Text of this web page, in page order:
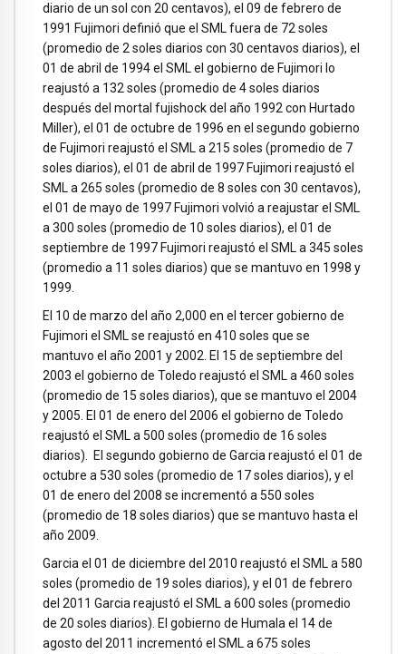
diario de un sol con 20 centavos), el 09 de febrero de
1991 Fujimori definió que el SML fuera de 72 soles
(promedio de 2 soles diarios con 30 centavos diarios), el
01 de abril de 1994 el SML el gobierno de Fujimori lo
reajustó a 132 soles (promedio de 4 soles diarios
después del mortal fujishock del año 1992 con Hurtado
Miller), el 01 de octubre de 1996 en el segundo gobierno
de Fujimori reajustó el SML a 215 soles (promedio de 7
soles diarios), el 01 de abril de 1997 Fujimori reajustó el
SML a 265 soles (promedio de 8 soles con 30 centavos),
el 01 de mayo de 1997 Fujimori volvió a reajustar el SML
a 300 soles (promedio de 10 soles diarios), el 01 de
septiembre de 1997 Fujimori reajustó el SML a 345 soles
(promedio a 11 soles diarios) que se mantuvo en 1998 y
1999.
El 10 de marzo del año 2,000 en el tercer gobierno de
Fujimori el SML se reajustó en 410 soles que se
mantuvo el año 2001 y 2002. El 15 de septiembre del
2003 el gobierno de Toledo reajustó el SML a 460 soles
(promedio de 15 soles diarios), que se mantuvo el 2004
y 2005. El 01 de enero del 2006 el gobierno de Toledo
reajustó el SML a 500 soles (promedio de 16 soles
diarios). El segundo gobierno de Garcia reajustó el 01 de
octubre a 530 soles (promedio de 17 soles diarios), y el
01 de enero del 2008 se incrementó a 550 soles
(promedio de 18 soles diarios) que se mantuvo hasta el
año 2009.
Garcia el 01 de diciembre del 2010 reajustó el SML a 580
soles (promedio de 19 soles diarios), y el 01 de febrero
del 2011 Garcia reajustó el SML a 600 soles (promedio
de 20 soles diarios). El gobierno de Humala el 14 de
agosto del 2011 incrementó el SML a 675 soles